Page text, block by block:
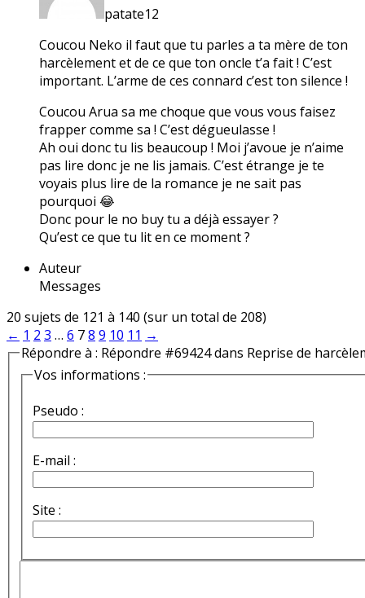
patate12
Coucou Neko il faut que tu parles a ta mère de ton
harcèlement et de ce que ton oncle t’a fait ! C’est
important. L’arme de ces connard c’est ton silence !
Coucou Arua sa me choque que vous vous faisez
frapper comme sa ! C’est dégueulasse !
Ah oui donc tu lis beaucoup ! Moi j’avoue je n’aime
pas lire donc je ne lis jamais. C’est étrange je te
voyais plus lire de la romance je ne sait pas
pourquoi 😂
Donc pour le no buy tu a déjà essayer ?
Qu’est ce que tu lit en ce moment ?
Auteur
Messages
20 sujets de 121 à 140 (sur un total de 208)
← 1 2 3 … 6 78 9 10 11 →
Répondre à : Répondre #69424 dans Reprise de
Vos informations :
Pseudo :
E-mail :
Site :